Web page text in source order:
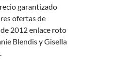
garantizado
ofertas de
2012 enlace roto
Blendis y Gisella